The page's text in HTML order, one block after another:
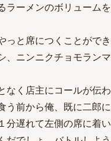
ラーメンのボリューム
っと席につくことができ
、ニンニクチョモラン
なく店主にコールが伝
う前から俺、既に二郎
分遅れて左側の席に着